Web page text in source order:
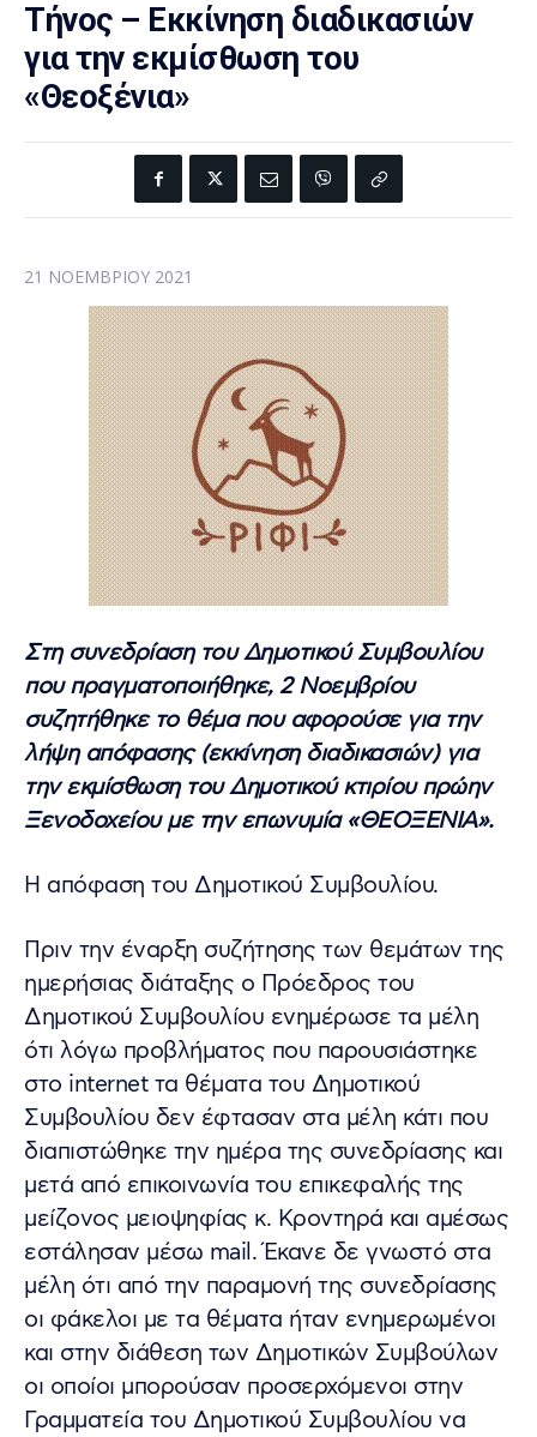
Τήνος – Εκκίνηση διαδικασιών
για την εκμίσθωση του
«Θεοξένια»
21 ΝΟΕΜΒΡΊΟΥ 2021
Στη συνεδρίαση του Δημοτικού Συμβουλίου
που πραγματοποιήθηκε, 2 Νοεμβρίου
συζητήθηκε το θέμα που αφορούσε για την
λήψη απόφασης (εκκίνηση διαδικασιών) για
την εκμίσθωση του Δημοτικού κτιρίου πρώην
Ξενοδοχείου με την επωνυμία «ΘΕΟΞΕΝΙΑ».
Η απόφαση του Δημοτικού Συμβουλίου.
Πριν την έναρξη συζήτησης των θεμάτων της
ημερήσιας διάταξης ο Πρόεδρος του
Δημοτικού Συμβουλίου ενημέρωσε τα μέλη
ότι λόγω προβλήματος που παρουσιάστηκε
στο internet τα θέματα του Δημοτικού
Συμβουλίου δεν έφτασαν στα μέλη κάτι που
διαπιστώθηκε την ημέρα της συνεδρίασης και
μετά από επικοινωνία του επικεφαλής της
μείζονος μειοψηφίας κ. Κροντηρά και αμέσως
εστάλησαν μέσω mail. Έκανε δε γνωστό στα
μέλη ότι από την παραμονή της συνεδρίασης
οι φάκελοι με τα θέματα ήταν ενημερωμένοι
και στην διάθεση των Δημοτικών Συμβούλων
οι οποίοι μπορούσαν προσερχόμενοι στην
Γραμματεία του Δημοτικού Συμβουλίου να